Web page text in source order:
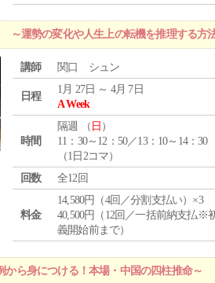
～運勢の変化や人生上の転機を推理する方
講師 関口 シュン
日程
1月 27日 ～ 4月 7日
A Week
時間
隔週 （ 日 ）
11：30～12：50／13：10～14：30
（1日2コマ）
回数
全12回
料金
14,580円（4回／分割支払い）×3
40,500円（12回／一括前納支払※
義開始前まで）
ら身につける！本場・中国の四柱推命～